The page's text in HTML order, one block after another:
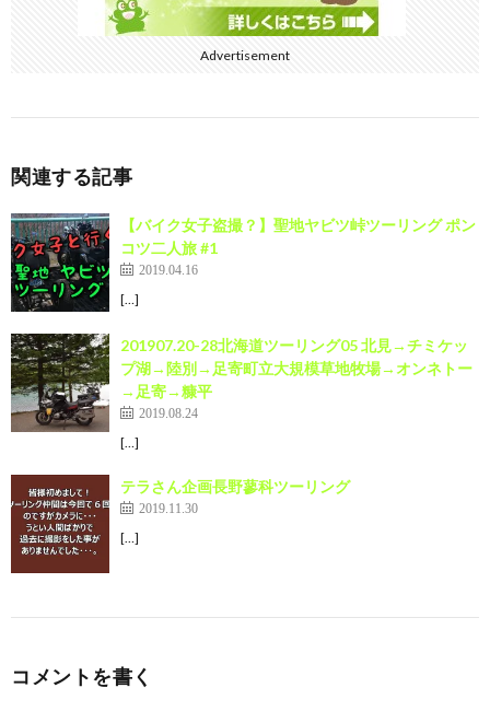
Advertisement
関連する記事
【バイク女子盗撮？】聖地ヤビツ峠ツーリング ポン
コツ二人旅 #1
2019.04.16
[…]
201907.20-28北海道ツーリング05 北見→チミケッ
プ湖→陸別→足寄町立大規模草地牧場→オンネトー
→足寄→糠平
2019.08.24
[…]
テラさん企画長野蓼科ツーリング
2019.11.30
[…]
コメントを書く